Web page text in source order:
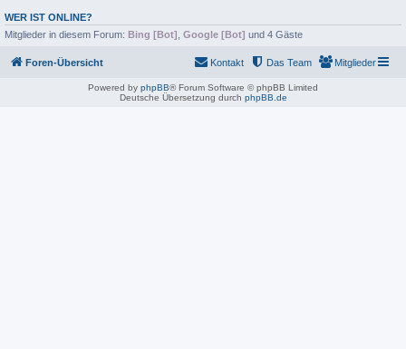
WER IST ONLINE?
Mitglieder in diesem Forum: Bing [Bot] Google [Bot] und 4 Gäste
Foren-Übersicht Mitglieder
Das Team
Kontakt
Powered by phpBB® Forum Software © phpBB Limited
Deutsche Übersetzung durch phpBB.de